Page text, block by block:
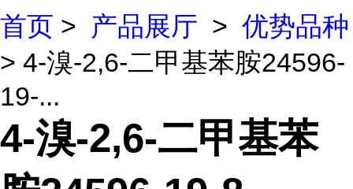
首页 > 产品展厅 > 优势品种
> 4-溴-2,6-二甲基苯胺24596-
19-...
4-溴-2,6-二甲基苯